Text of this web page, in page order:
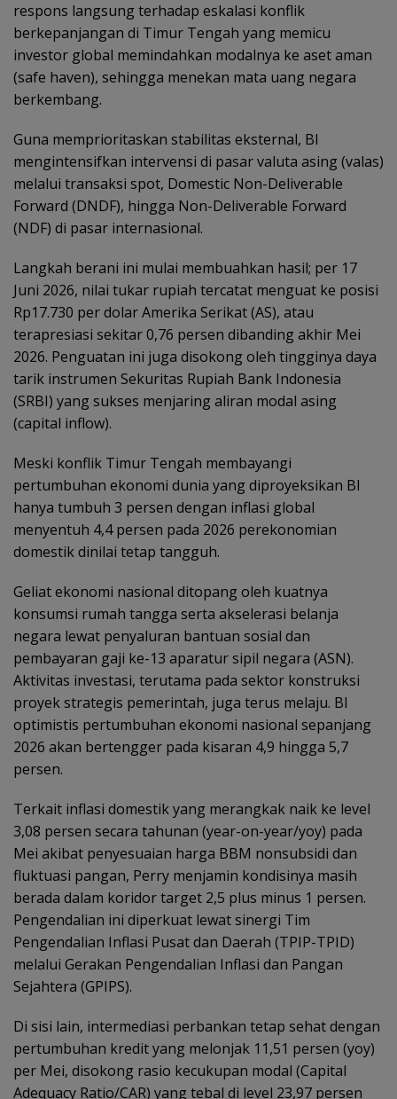
respons langsung terhadap eskalasi konflik
berkepanjangan di Timur Tengah yang memicu
investor global memindahkan modalnya ke aset aman
(safe haven), sehingga menekan mata uang negara
berkembang.
Guna memprioritaskan stabilitas eksternal, BI
mengintensifkan intervensi di pasar valuta asing (valas)
melalui transaksi spot, Domestic Non-Deliverable
Forward (DNDF), hingga Non-Deliverable Forward
(NDF) di pasar internasional.
Langkah berani ini mulai membuahkan hasil; per 17
Juni 2026, nilai tukar rupiah tercatat menguat ke posisi
Rp17.730 per dolar Amerika Serikat (AS), atau
terapresiasi sekitar 0,76 persen dibanding akhir Mei
2026. Penguatan ini juga disokong oleh tingginya daya
tarik instrumen Sekuritas Rupiah Bank Indonesia
(SRBI) yang sukses menjaring aliran modal asing
(capital inflow).
Meski konflik Timur Tengah membayangi
pertumbuhan ekonomi dunia yang diproyeksikan BI
hanya tumbuh 3 persen dengan inflasi global
menyentuh 4,4 persen pada 2026 perekonomian
domestik dinilai tetap tangguh.
Geliat ekonomi nasional ditopang oleh kuatnya
konsumsi rumah tangga serta akselerasi belanja
negara lewat penyaluran bantuan sosial dan
pembayaran gaji ke-13 aparatur sipil negara (ASN).
Aktivitas investasi, terutama pada sektor konstruksi
proyek strategis pemerintah, juga terus melaju. BI
optimistis pertumbuhan ekonomi nasional sepanjang
2026 akan bertengger pada kisaran 4,9 hingga 5,7
persen.
Terkait inflasi domestik yang merangkak naik ke level
3,08 persen secara tahunan (year-on-year/yoy) pada
Mei akibat penyesuaian harga BBM nonsubsidi dan
fluktuasi pangan, Perry menjamin kondisinya masih
berada dalam koridor target 2,5 plus minus 1 persen.
Pengendalian ini diperkuat lewat sinergi Tim
Pengendalian Inflasi Pusat dan Daerah (TPIP-TPID)
melalui Gerakan Pengendalian Inflasi dan Pangan
Sejahtera (GPIPS).
Di sisi lain, intermediasi perbankan tetap sehat dengan
pertumbuhan kredit yang melonjak 11,51 persen (yoy)
per Mei, disokong rasio kecukupan modal (Capital
Adequacy Ratio/CAR) yang tebal di level 23,97 persen